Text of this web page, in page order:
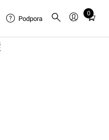
Podpora
0
Total
in